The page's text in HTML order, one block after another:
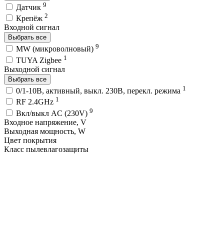
Датчик 9
Крепёж 2
Входной сигнал
Выбрать все
MW (микроволновый) 9
TUYA Zigbee 1
Выходной сигнал
Выбрать все
0/1-10В, активный, выкл. 230В, перекл. режима 1
RF 2.4GHz 1
Вкл/выкл AC (230V) 9
Входное напряжение, V
Выходная мощность, W
Цвет покрытия
Класс пылевлагозащиты